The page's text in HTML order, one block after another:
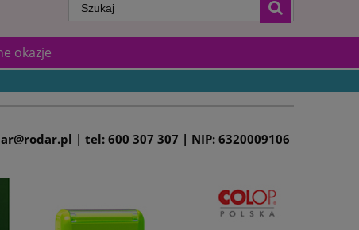
okazje
| tel: 600 307 307 | NIP: 6320009106